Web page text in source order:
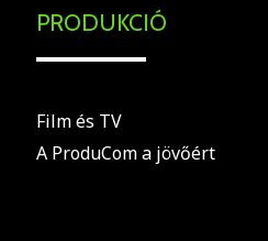
PRODUKCIÓ
Film és TV
A ProduCom a jövőért